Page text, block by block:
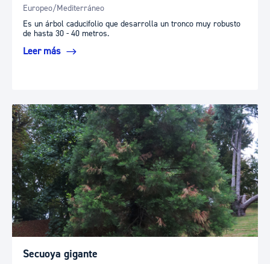
Europeo/Mediterráneo
Es un árbol caducifolio que desarrolla un tronco muy robusto
de hasta 30 - 40 metros.
Leer más
Secuoya gigante